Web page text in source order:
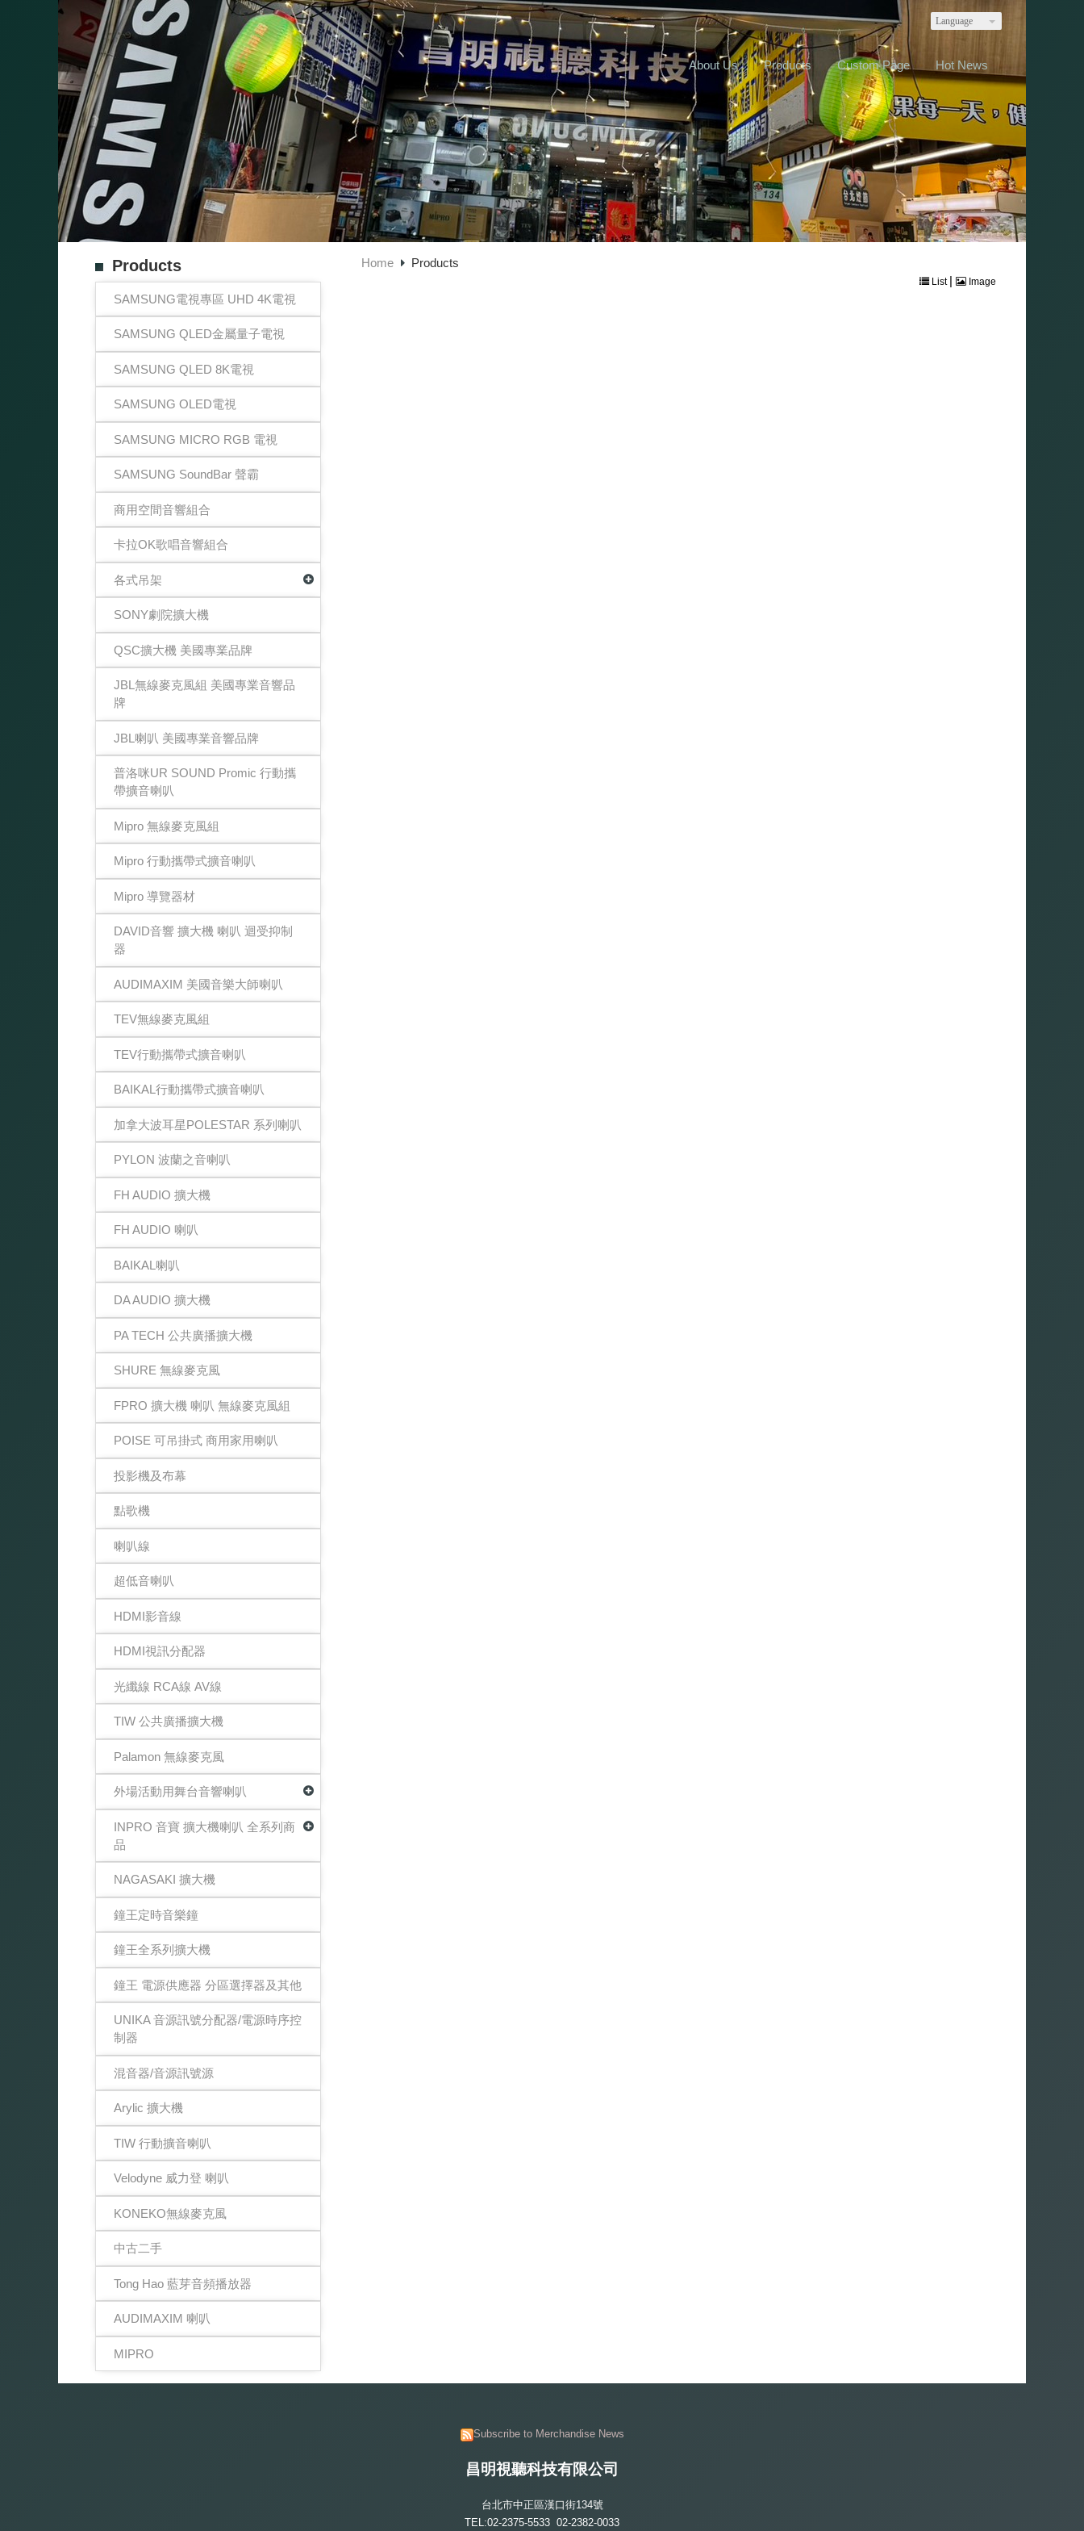
Language
About Us Products Custom Page Hot News
Products
SAMSUNG電視專區 UHD 4K電視
SAMSUNG QLED金屬量子電視
SAMSUNG QLED 8K電視
SAMSUNG OLED電視
SAMSUNG MICRO RGB 電視
SAMSUNG SoundBar 聲霸
商用空間音響組合
卡拉OK歌唱音響組合
各式吊架
SONY劇院擴大機
QSC擴大機 美國專業品牌
JBL無線麥克風組 美國專業音響品
牌
JBL喇叭 美國專業音響品牌
普洛咪UR SOUND Promic 行動攜
帶擴音喇叭
Mipro 無線麥克風組
Mipro 行動攜帶式擴音喇叭
Mipro 導覽器材
DAVID音響 擴大機 喇叭 迴受抑制
器
AUDIMAXIM 美國音樂大師喇叭
TEV無線麥克風組
TEV行動攜帶式擴音喇叭
BAIKAL行動攜帶式擴音喇叭
加拿大波耳星POLESTAR 系列喇叭
PYLON 波蘭之音喇叭
FH AUDIO 擴大機
FH AUDIO 喇叭
BAIKAL喇叭
DA AUDIO 擴大機
PA TECH 公共廣播擴大機
SHURE 無線麥克風
FPRO 擴大機 喇叭 無線麥克風組
POISE 可吊掛式 商用家用喇叭
投影機及布幕
點歌機
喇叭線
超低音喇叭
HDMI影音線
HDMI視訊分配器
光纖線 RCA線 AV線
TIW 公共廣播擴大機
Palamon 無線麥克風
外場活動用舞台音響喇叭
INPRO 音寶 擴大機喇叭 全系列商
品
NAGASAKI 擴大機
鐘王定時音樂鐘
鐘王全系列擴大機
鐘王 電源供應器 分區選擇器及其他
UNIKA 音源訊號分配器/電源時序控
制器
混音器/音源訊號源
Arylic 擴大機
TIW 行動擴音喇叭
Velodyne 威力登 喇叭
KONEKO無線麥克風
中古二手
Tong Hao 藍芽音頻播放器
AUDIMAXIM 喇叭
MIPRO
Home Products
List | Image
Subscribe to Merchandise News
昌明視聽科技有限公司
台北市中正區漢口街134號
TEL:02-2375-5533 02-2382-0033